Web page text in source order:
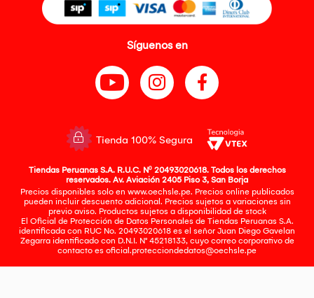
Síguenos en
Tienda 100% Segura
Tiendas Peruanas S.A. R.U.C. Nº 20493020618. Todos los derechos
reservados. Av. Aviación 2405 Piso 3, San Borja
Precios disponibles solo en www.oechsle.pe. Precios online publicados
pueden incluir descuento adicional. Precios sujetos a variaciones sin
previo aviso. Productos sujetos a disponibilidad de stock
El Oficial de Protección de Datos Personales de Tiendas Peruanas S.A.
identificada con RUC No. 20493020618 es el señor Juan Diego Gavelan
Zegarra identificado con D.N.I. N° 45218133, cuyo correo corporativo de
contacto es oficial.protecciondedatos@oechsle.pe